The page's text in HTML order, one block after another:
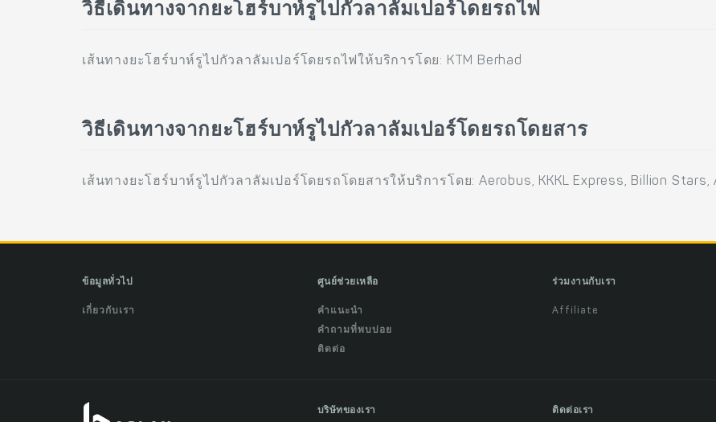
วิธีเดินทางจากยะโฮร์บาห์รูไปกัวลาลัมเปอร์โดยรถไฟ
เส้นทางยะโฮร์บาห์รูไปกัวลาลัมเปอร์โดยรถไฟให้บริการโดย: KTM Berhad
วิธีเดินทางจากยะโฮร์บาห์รูไปกัวลาลัมเปอร์โดยรถโดยสาร
เส้นทางยะโฮร์บาห์รูไปกัวลาลัมเปอร์โดยรถโดยสารให้บริการโดย: Aerobus, KKKL Express, Billion Stars,
ข้อมูลทั่วไป
เกี่ยวกับเรา
ศูนย์ช่วยเหลือ
คำแนะนำ
คำถามที่พบบ่อย
ติดต่อ
ร่วมงานกับเรา
Affiliate
บริษัทของเรา ติดต่อเรา